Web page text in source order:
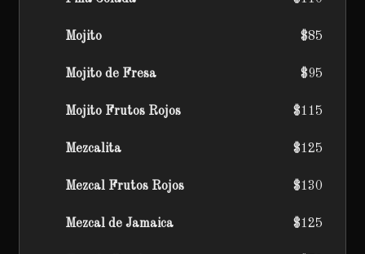
Mojito $85
Mojito de Fresa $95
Mojito Frutos Rojos $115
Mezcalita $125
Mezcal Frutos Rojos $130
Mezcal de Jamaica $125